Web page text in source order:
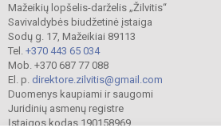
Mažeikių lopšelis-darželis „Žilvitis“
Savivaldybės biudžetinė įstaiga
Sodų g. 17, Mažeikiai 89113
Tel. +370 443 65 034
Mob. +370 687 77 088
El. p. direktore.zilvitis@gmail.com
Duomenys kaupiami ir saugomi
Juridinių asmenų registre
Įstaigos kodas 190158969